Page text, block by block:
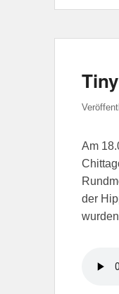
Am
der